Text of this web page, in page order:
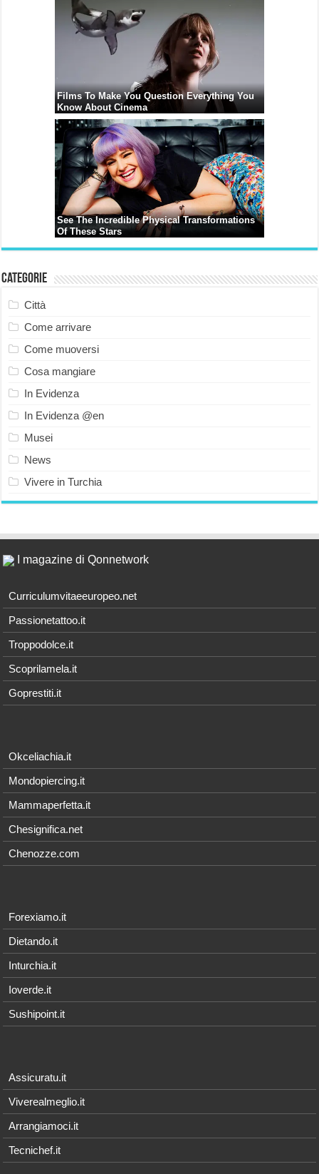
Categorie
Città
Come arrivare
Come muoversi
Cosa mangiare
In Evidenza
In Evidenza @en
Musei
News
Vivere in Turchia
I magazine di Qonnetwork
Curriculumvitaeeuropeo.net
Passionetattoo.it
Troppodolce.it
Scoprilamela.it
Goprestiti.it
Okceliachia.it
Mondopiercing.it
Mammaperfetta.it
Chesignifica.net
Chenozze.com
Forexiamo.it
Dietando.it
Inturchia.it
Ioverde.it
Sushipoint.it
Assicuratu.it
Viverealmeglio.it
Arrangiamoci.it
Tecnichef.it